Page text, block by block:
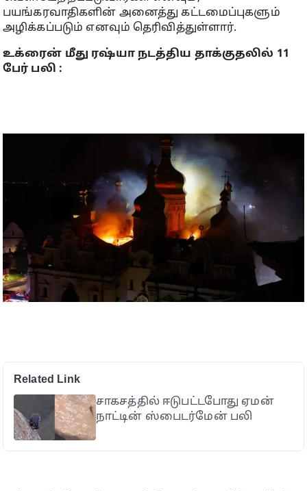
பயங்கரவாதிகளின் அனைத்து கட்டமைப்புகளும்
அழிக்கப்படும் எனவும் தெரிவித்துள்ளார்.
உக்ரைன் மீது ரஷ்யா நடத்திய தாக்குதலில் 11
பேர் பலி :
Related Link
சாகசத்தில் ஈடுபட்டபோது ஏமன்
நாட்டின் ஸ்பைடர்மேன் பலி